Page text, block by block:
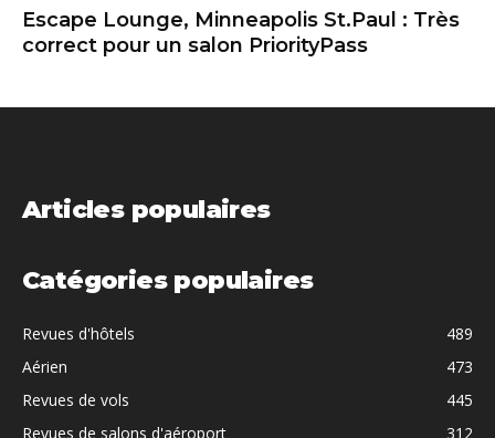
Escape Lounge, Minneapolis St.Paul : Très
correct pour un salon PriorityPass
Articles populaires
Catégories populaires
Revues d'hôtels
489
Aérien
473
Revues de vols
445
Revues de salons d'aéroport
312